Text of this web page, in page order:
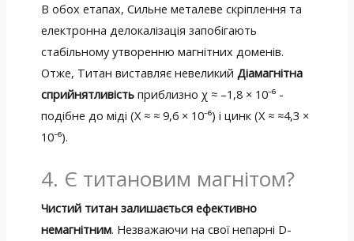
В обох етапах, Сильне металеве скріплення та
електронна делокалізація запобігають
стабільному утворенню магнітних доменів.
Отже, Титан виставляє невеликий Діамагнітна
сприйнятливістьприблизно χ ≈ –1,8 × 10⁻⁶ -
подібне до міді (X ≈ ≈ 9,6 × 10⁻⁶) і цинк (X ≈ ≈4,3 ×
10⁻⁶).
4. Є титановим магнітом?
Чистий титан залишається ефективно
немагнітним. Незважаючи на свої непарні D-